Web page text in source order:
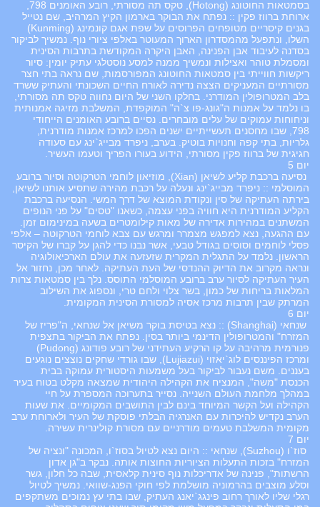
ארוחת ברווז פקין :: נפתח את הבוקר בארמון הקיץ המרהיב, שם נטייל
בגנים קיסריים מטופחים הפרוסים על שפת אגם קונמינג (Kunming)
השלו, ונתפעל מהמסדרון הארוך המעוטר באלפי ציורי נוף. נמשיך לביקור
בסדנה לעיבוד אבן הפנינה, האבן היקרה המקודשת בתרבות הסינית
ומסמלת טוהר ואצילות ונמשיך ממנה למסע נוסטלגי עתיק יומין: סיור
ריקשות חווייתי בין סמטאות החוטונג המפורסמות, שם נראה בתי חצר
מסורתיים המעניקים הצצה נדירה לאורח החיים השכונתי והעתיק ששרד
בלב המטרופולין המודרני. בחלקו השני של היום נחווה טקס תה מסורתי,
בו נלמד על אמנות ה"גונג-פו צ`ה" המוקפדת, המשלבת מזיגה אמנותית
וניחוחות עמוקים של עלים מובחרים. נסיים ברובע האומנים הייחודי
798, שבו מחסנים תעשייתיים ישנים הפכו למרכז אמנות מודרנית,
גלריות, בתי קפה וחנויות בוטיק. בערב, ניפרד מבייג`ינג עם סעודה
חגיגית של ברווז פקין מסורתי, הידוע בעורו הפריך וטעמו העשיר.
יום 5
נסיעה ברכבת קליע לשיאן (Xian), מוזיאון לוחמי הטרקוטה וסיור ברובע
המוסלמי :: ניפרד מבייג`ינג ונעלה על רכבת מהירה שתסיע אותנו לשיאן,
בירתה העתיקה של סין ונקודת המוצא של דרך המשי. הנסיעה ברכבת
הקליע המודרנית היא חוויה בפני עצמה, כשאנו "טסים" על פני הנופים
המשתנים במהירות אדירה של מאות קילומטרים בשעה במינימום זמן.
עם ההגעה, נצא למפגש מצמרר ומרגש עם צבא לוחמי הטרקוטה – אלפי
פסלי לוחמים וסוסים בגודל טבעי, אשר נבנו כדי להגן על קברו של הקיסר
הראשון. נלמד על התגלית המקרית שזעזעה את עולם הארכיאולוגיה
ונראה מקרוב את הדיוק ההנדסי של העת העתיקה. לאחר מכן, נחזור אל
העיר העתיקה לסיור ערב ברובע המוסלמי התוסס. נלך בין סמטאות צרות
המלאות בריחות של כמון, בשר צלוי ולחם טרי, ונספוג את השילוב
המרתק שבין תרבות מרכז אסיה למסורת הסינית המקומית.
יום 6
שנחאי (Shanghai) :: נצא בטיסת בוקר משיאן אל שנחאי, ה"פריז של
המזרח" והמטרופולין הדינמי ביותר בסין. נפתח את הביקור בתצפית
פנורמית מרהיבה על קו הרקיע העתידני של רובע פודונג (Pudong)
ומרכז הפיננסים לוג`יאזוי (Lujiazui), שבו גורדי שחקים נוצצים נוגעים
בעננים. משם נעבור לביקור בעל משמעות היסטורית עמוקה בבית
הכנסת "משה", המנציח את הקהילה היהודית שמצאה מקלט בטוח בעיר
במהלך מלחמת העולם השנייה. נסייר בתערוכה המספרת על חיי
הקהילה ועל הקשר המיוחד בינם לבין התושבים המקומיים. את שעות
הערב נקדיש להיכרות עם האנרגיה הבלתי פוסקת של העיר ולארוחת ערב
מקומית המשלבת טעמים מודרניים עם מסורת קולינרית עשירה.
יום 7
סוז`ו (Suzhou), שנחאי :: היום נצא לטיול בסוז`ו, המכונה "ונציה של
המזרח" בזכות התעלות הציוריות החוצות אותה. נבקר ב"גן אדון
הרשתות", פנינה של אדריכלות נוף סינית קלאסית, שבה כל חלון, גשר
וסלע מוצבים בהרמוניה מושלמת לפי חוקי הפנג-שוואי. נמשיך לטיול
רגלי שליו לאורך רחוב פינגג`יאנג העתיק, שבו בתי עץ נמוכים משתקפים